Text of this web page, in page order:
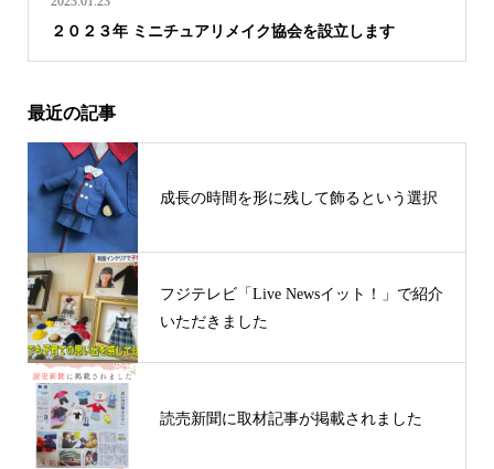
２０２３年 ミニチュアリメイク協会を設立します
最近の記事
成長の時間を形に残して飾るという選択
フジテレビ「Live Newsイット！」で紹介
いただきました
読売新聞に取材記事が掲載されました